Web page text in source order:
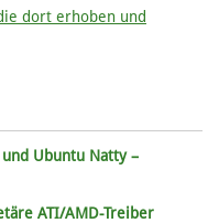
dort erhoben und
Ubuntu Natty –
ATI/AMD-Treiber